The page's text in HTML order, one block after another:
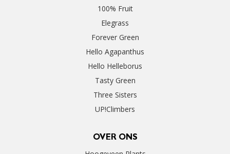
100% Fruit
Elegrass
Forever Green
Hello Agapanthus
Hello Helleborus
Tasty Green
Three Sisters
UP!Climbers
OVER ONS